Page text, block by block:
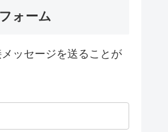
ォーム
ッセージを送ることが